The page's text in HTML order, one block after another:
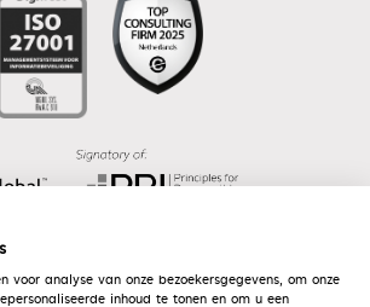
voor analyse van onze bezoekersgegevens, om onze
inhoud te tonen en om u een